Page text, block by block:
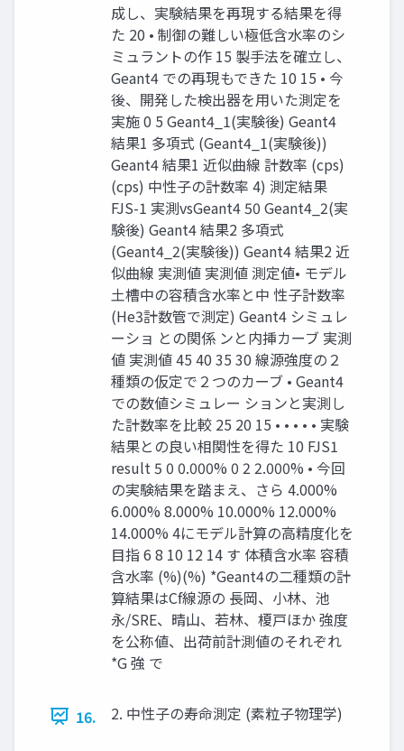
成し、実験結果を再現する結果を得
た 20 • 制御の難しい極低含水率のシ
ミュラントの作 15 製手法を確立し、
Geant4 での再現もできた 10 15 • 今
後、開発した検出器を用いた測定を
実施 0 5 Geant4_1(実験後) Geant4
結果1 多項式 (Geant4_1(実験後))
Geant4 結果1 近似曲線 計数率 (cps)
(cps) 中性子の計数率 4) 測定結果
FJS-1 実測vsGeant4 50 Geant4_2(実
験後) Geant4 結果2 多項式
(Geant4_2(実験後)) Geant4 結果2 近
似曲線 実測値 実測値 測定値• モデル
⼟槽中の容積含⽔率と中 性⼦計数率
(He3計数管で測定) Geant4 シミュレ
ーショ との関係 ンと内挿カーブ 実測
値 実測値 45 40 35 30 線源強度の２
種類の仮定で２つのカーブ • Geant4
での数値シミュレー ションと実測し
た計数率を⽐較 25 20 15 • • • • • 実験
結果との良い相関性を得た 10 FJS1
result 5 0 0.000% 0 2 2.000% • 今回
の実験結果を踏まえ、さら 4.000%
6.000% 8.000% 10.000% 12.000%
14.000% 4にモデル計算の⾼精度化を
⽬指 6 8 10 12 14 す 体積含水率 容積
含水率 (%)(%) *Geant4の⼆種類の計
算結果はCf線源の 長岡、小林、池
永/SRE、晴山、若林、榎戸ほか 強度
を公称値、出荷前計測値のそれぞれ
*G 強 で
16. 2. 中性子の寿命測定 (素粒子物理学)